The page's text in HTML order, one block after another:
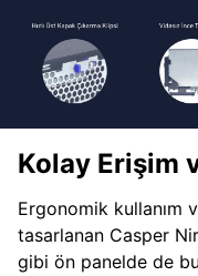
Kolay Erişim
Ergonomik kullanım
tasarlanan Casper
gibi ön panelde de